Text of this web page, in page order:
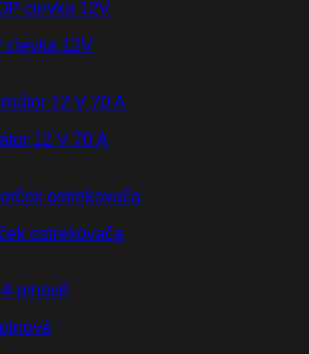
cievka 12V
12 V 70 A
ostrekovača